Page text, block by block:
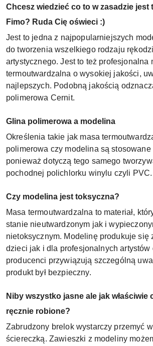
Chcesz wiedzieć co to w zasadzie jest
Fimo? Ruda Cię oświeci :)
Jest to jedna z najpopularniejszych
do tworzenia wszelkiego rodzaju
artystycznego. Jest to też profesjonalna
termoutwardzalna o wysokiej jakości,
najlepszych. Podobną jakością
polimerowa Cernit.
Glina polimerowa a modelina
Określenia takie jak masa
polimerowa czy modelina są
ponieważ dotyczą tego samego
pochodnej polichlorku winylu czyli PVC.
Czy modelina jest toksyczna?
Masa termoutwardzalna to materiał,
stanie nieutwardzonym jak i
nietoksycznym. Modelinę produkuje się
dzieci jak i dla profesjonalnych artystów
producenci przywiązują szczególną
produkt był bezpieczny.
Niby wszystko jasne ale jak
ręcznie robione?
Zabrudzony brelok wystarczy przemyć
ściereczką. Zawieszki z modeliny